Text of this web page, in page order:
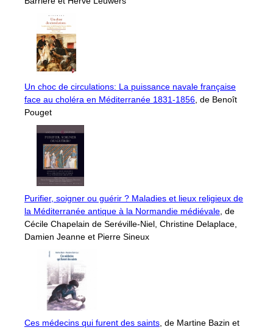
Un choc de circulations: La puissance navale française
face au choléra en Méditerranée 1831-1856, de Benoît
Pouget
Purifier, soigner ou guérir ? Maladies et lieux religieux de
la Méditerranée antique à la Normandie médiévale, de
Cécile Chapelain de Seréville-Niel, Christine Delaplace,
Damien Jeanne et Pierre Sineux
Ces médecins qui furent des saints, de Martine Bazin et